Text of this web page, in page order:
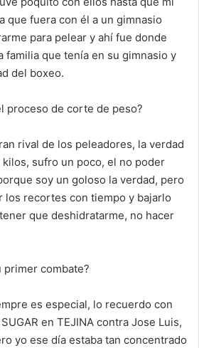
que fuera con él a un gimnasio
para pelear y ahí fue donde
familia que tenía en su gimnasio y
del boxeo.
proceso de corte de peso?
rival de los peleadores, la verdad
sufro un poco, el no poder
soy un goloso la verdad, pero
los recortes con tiempo y bajarlo
que deshidratarme, no hacer
combate?
es especial, lo recuerdo con
en TEJINA contra Jose Luis,
yo ese día estaba tan concentrado